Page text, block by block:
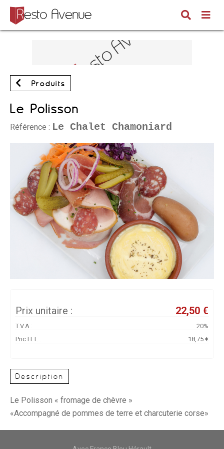
Produits
Le Polisson
Référence : Le Chalet Chamoniard
Prix unitaire : 22,50 €
T.V.A :
20%
Pric H.T. :
18,75 €
Description
Le Polisson « fromage de chèvre »
«Accompagné de pommes de terre et charcuterie corse»